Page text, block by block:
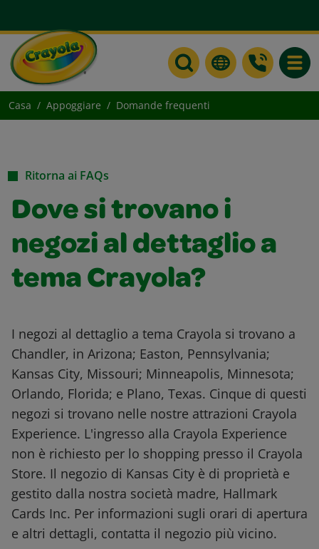
Casa Appoggiare Domande frequenti
Ritorna ai FAQs
Dove si trovano i
negozi al dettaglio a
tema Crayola?
I negozi al dettaglio a tema Crayola si trovano a
Chandler, in Arizona; Easton, Pennsylvania;
Kansas City, Missouri; Minneapolis, Minnesota;
Orlando, Florida; e Plano, Texas. Cinque di questi
negozi si trovano nelle nostre attrazioni Crayola
Experience. L'ingresso alla Crayola Experience
non è richiesto per lo shopping presso il Crayola
Store. Il negozio di Kansas City è di proprietà e
gestito dalla nostra società madre, Hallmark
Cards Inc. Per informazioni sugli orari di apertura
e altri dettagli, contatta il negozio più vicino.